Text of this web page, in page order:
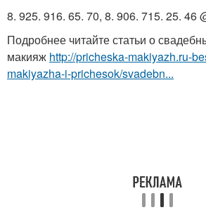
8. 925. 916. 65. 70, 8. 906. 715. 25. 46
Подробнее читайте статьи о
макияж http://pricheska-makiyazh.ru-
makiyazha-i-prichesok/svadebn...